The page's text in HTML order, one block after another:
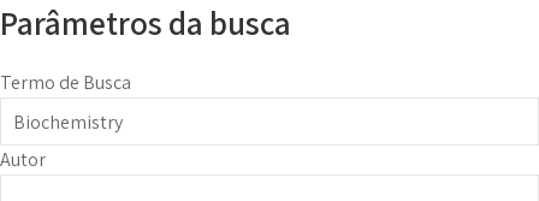
Parâmetros da busca
Termo de Busca
Autor